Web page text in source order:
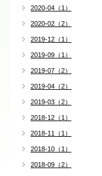
2020-04（1）
2020-02（2）
2019-12（1）
2019-09（1）
2019-07（2）
2019-04（2）
2019-03（2）
2018-12（1）
2018-11（1）
2018-10（1）
2018-09（2）